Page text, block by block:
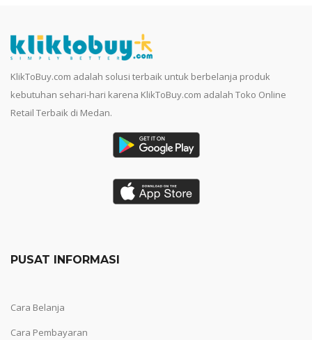
KlikToBuy.com adalah solusi terbaik untuk berbelanja produk
kebutuhan sehari-hari karena KlikToBuy.com adalah Toko Online
Retail Terbaik di Medan.
PUSAT INFORMASI
Cara Belanja
Cara Pembayaran